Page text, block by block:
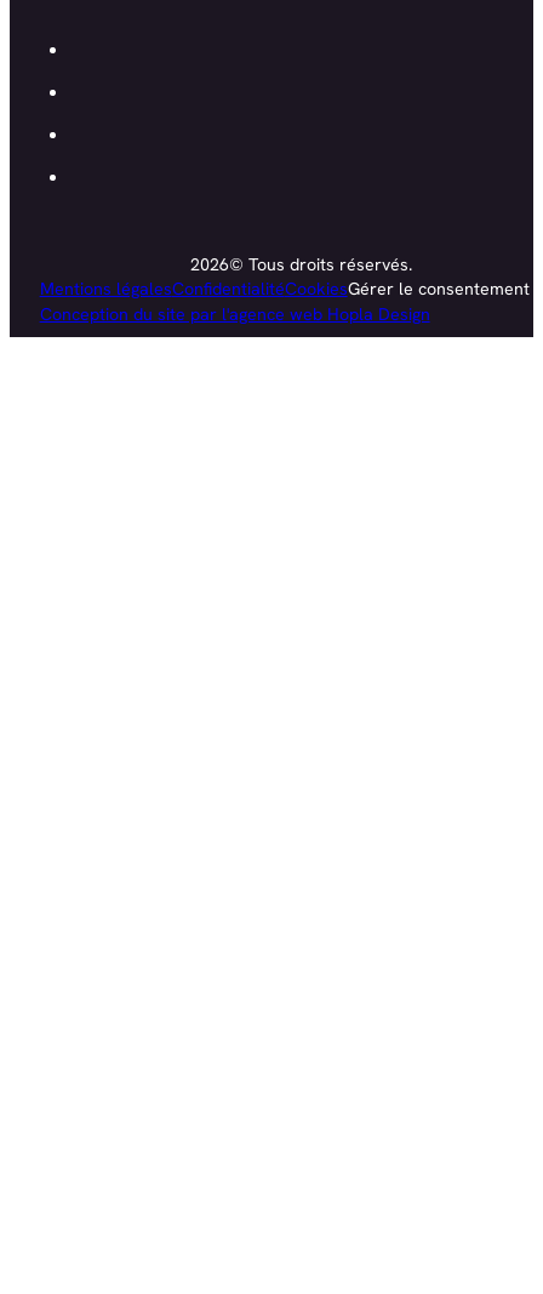
2026© Tous droits réservés.
Mentions légalesConfidentialitéCookiesGérer le consentement
Conception du site par l'agence web Hopla Design